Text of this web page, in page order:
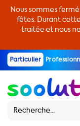
Nous sommes
fêtes. Durant
traitée et nous
Particulier